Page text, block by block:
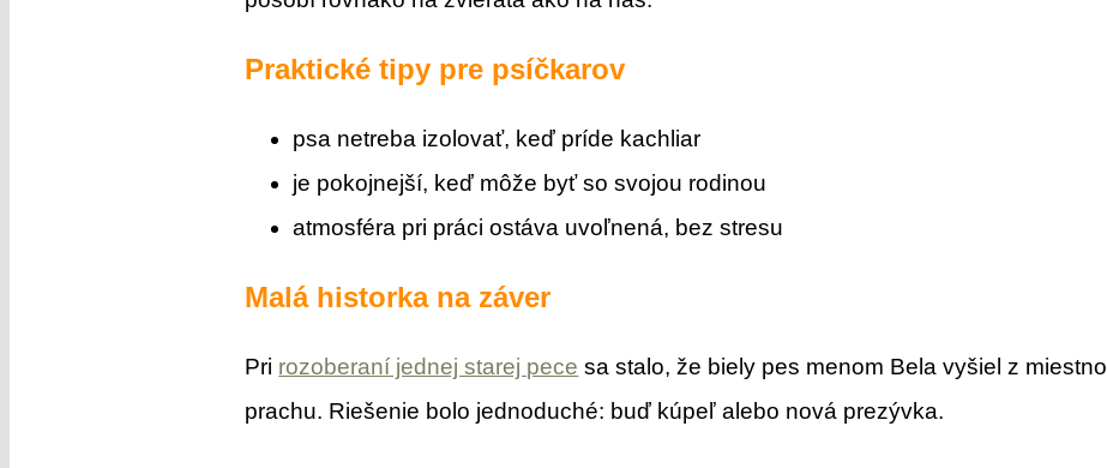
Praktické tipy pre psíčkarov
psa netreba izolovať, keď príde kachliar
je pokojnejší, keď môže byť so svojou rodinou
atmosféra pri práci ostáva uvoľnená, bez stresu
Malá historka na záver
Pri rozoberaní jednej starej pece sa stalo, že biely pes menom Bela vyšiel z
prachu. Riešenie bolo jednoduché: buď kúpeľ alebo nová prezývka.